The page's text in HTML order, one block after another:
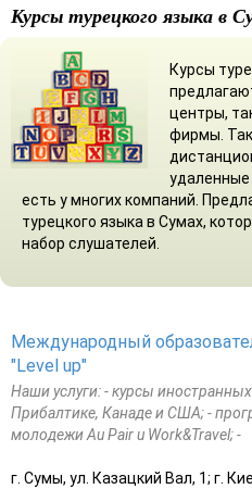
Курсы турецкого языка в
Курсы
центры,
фирмы.
удаленные
есть у многих компаний.
турецкого языка в Сумах,
набор слушателей.
Международный
"Level up"
Наши услуги: - курсы
Прибалтике, Канаде и США; -
молодежи Au Pair u Work&Travel; -
г. Сумы, ул. Казацкий Вал, 1; г.